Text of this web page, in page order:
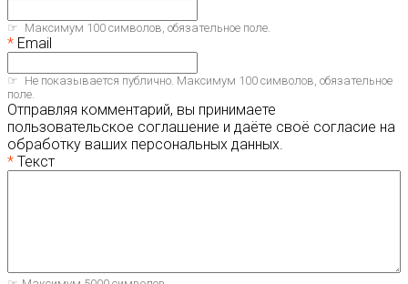
Максимум 100 символов, обязательное поле.
Email
Не показывается публично. Максимум 100 символов, обязательное
поле.
Отправляя комментарий, вы принимаете
пользовательское соглашение и даёте своё согласие на
обработку ваших персональных данных.
Текст